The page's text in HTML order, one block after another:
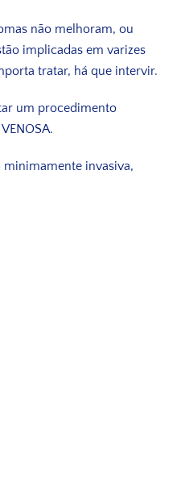
não melhoram, ou
implicadas em varizes
tratar, há que intervir.
um procedimento
invasiva,